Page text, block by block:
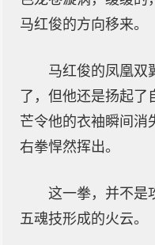
马红俊的方向移来。
马红俊的凤凰双
了，但他还是扬起
芒令他的衣袖瞬间消
右拳悍然挥出。
这一拳，并不是
五魂技形成的火云。